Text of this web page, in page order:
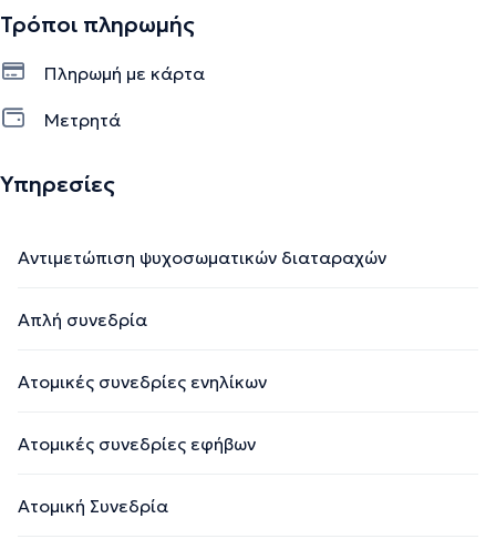
Την περιγραφή επιμελείται η ομάδα του doctoranytime βασισμένη σε
Τρόποι πληρωμής
Πληρωμή με κάρτα
Μετρητά
Υπηρεσίες
Αντιμετώπιση ψυχοσωματικών διαταραχών
Απλή συνεδρία
Ατομικές συνεδρίες ενηλίκων
Ατομικές συνεδρίες εφήβων
Ατομική Συνεδρία